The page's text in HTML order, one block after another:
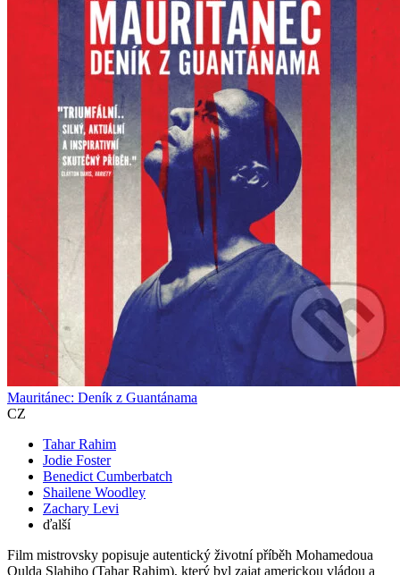
Mauritánec: Deník z Guantánama
CZ
Tahar Rahim
Jodie Foster
Benedict Cumberbatch
Shailene Woodley
Zachary Levi
ďalší
Film mistrovsky popisuje autentický životní příběh Mohamedoua
Oulda Slahiho (Tahar Rahim), který byl zajat americkou vládou a